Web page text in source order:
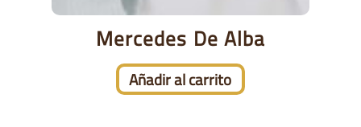
Mercedes De Alba
Añadir al carrito